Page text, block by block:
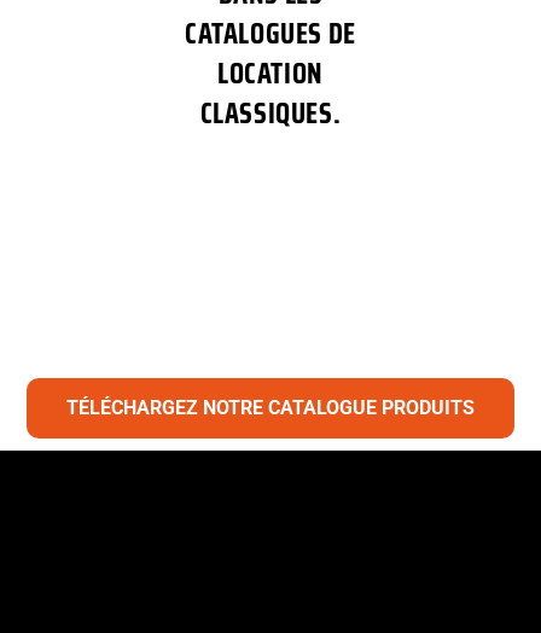
CATALOGUES DE
LOCATION
CLASSIQUES.
TÉLÉCHARGEZ NOTRE CATALOGUE PRODUITS